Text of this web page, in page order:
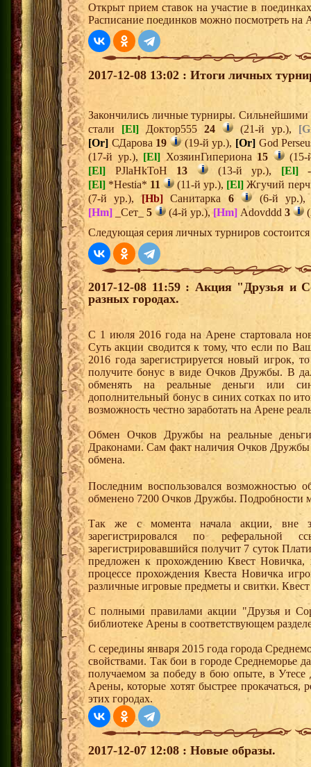
Открыт прием ставок на участие в
Расписание поединков можно посмотреть на
2017-12-08 13:02 : Итоги личных
Закончились личные турниры. Сильнейшими
стали [El] Доктор555 24 (21-й ур.),
[Or] СДарова 19 (19-й ур.), [Or]God
(17-й ур.), [El] ХозяинГипериона 15
(15-
[El] PJlaHkToH 13 (13-й ур.), [El]-
[El] *Hestia* 11 (11-й ур.), [El] Жгучий
(7-й ур.),[Hb]Санитарка 6
(6-й
[Hm] _Сет_ 5 (4-й ур.),[Hm] Adovddd 3
Следующая серия личных турниров состоится
2017-12-08 11:59 : Акция "Друзья и
разных городах.
С 1 июля 2016 года на Арене стартовала
Суть акции сводится к тому, что если по
2016 года зарегистрируется новый
получите бонус в виде Очков Дружбы. В
обменять на реальные деньги или
дополнительный бонус в синих сотках по
возможность честно заработать на Арене
Обмен Очков Дружбы на реальные деньги
Драконами. Сам факт наличия Очков Дружбы
обмена.
Последним воспользовался возможностью
обменено 7200 Очков Дружбы. Подробности
Так же с момента начала акции, вне
зарегистрировался по
зарегистрировавшийся получит 7 суток
предложен к прохождению Квест
процессе прохождения Квеста Новичка
различные игровые предметы и свитки.
С полными правилами акции "Друзья и
библиотеке Арены в соответствующем
С середины января 2015 года города
свойствами. Так бои в городе Среднеморье
получаемом за победу в бою опыте, в
Арены, которые хотят быстрее прокачаться,
этих городах.
2017-12-07 12:08 : Новые образы.